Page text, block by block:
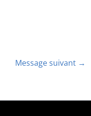
Message suivant →